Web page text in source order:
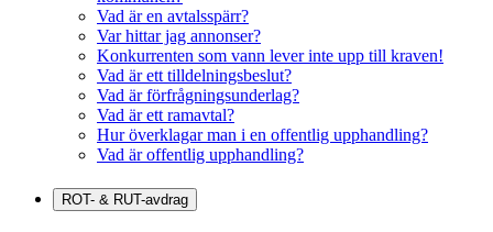
Vad är en avtalsspärr?
Var hittar jag annonser?
Konkurrenten som vann lever inte upp till kraven!
Vad är ett tilldelningsbeslut?
Vad är förfrågningsunderlag?
Vad är ett ramavtal?
Hur överklagar man i en offentlig upphandling?
Vad är offentlig upphandling?
ROT- & RUT-avdrag